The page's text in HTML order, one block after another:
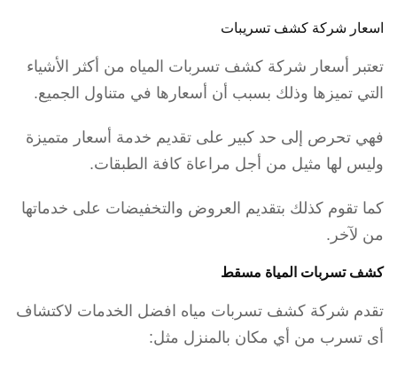
اسعار شركة كشف تسريبات
تعتبر أسعار شركة كشف تسربات المياه من أكثر الأشياء
التي تميزها وذلك بسبب أن أسعارها في متناول الجميع.
فهي تحرص إلى حد كبير على تقديم خدمة أسعار متميزة
وليس لها مثيل من أجل مراعاة كافة الطبقات.
كما تقوم كذلك بتقديم العروض والتخفيضات على خدماتها
من لآخر.
كشف تسربات المياة مسقط
تقدم شركة كشف تسربات مياه افضل الخدمات لاكتشاف
أى تسرب من أي مكان بالمنزل مثل: